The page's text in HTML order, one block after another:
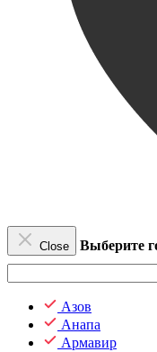
Close Выберите
Азов
Анапа
Армавир